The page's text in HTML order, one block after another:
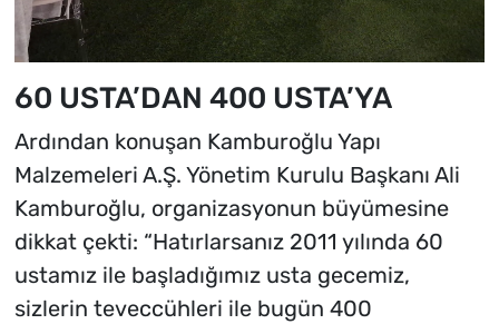
60 USTA’DAN 400 USTA’YA
Ardından konuşan Kamburoğlu Yapı
Malzemeleri A.Ş. Yönetim Kurulu Başkanı Ali
Kamburoğlu, organizasyonun büyümesine
dikkat çekti: “Hatırlarsanız 2011 yılında 60
ustamız ile başladığımız usta gecemiz,
sizlerin teveccühleri ile bugün 400